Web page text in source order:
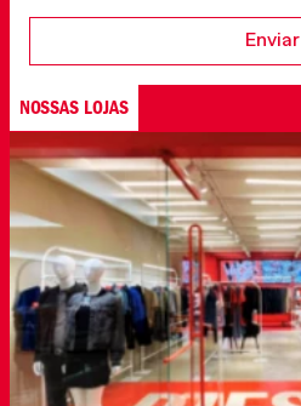
Enviar
NOSSAS LOJAS